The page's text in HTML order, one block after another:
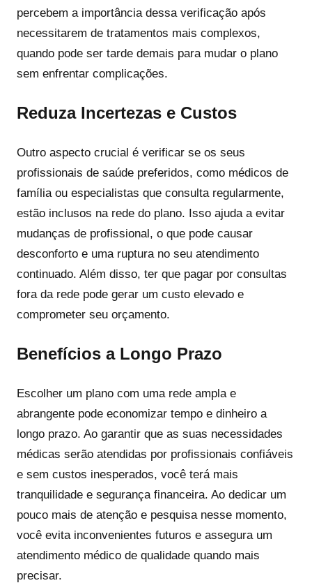
percebem a importância dessa verificação após
necessitarem de tratamentos mais complexos,
quando pode ser tarde demais para mudar o plano
sem enfrentar complicações.
Reduza Incertezas e Custos
Outro aspecto crucial é verificar se os seus
profissionais de saúde preferidos, como médicos de
família ou especialistas que consulta regularmente,
estão inclusos na rede do plano. Isso ajuda a evitar
mudanças de profissional, o que pode causar
desconforto e uma ruptura no seu atendimento
continuado. Além disso, ter que pagar por consultas
fora da rede pode gerar um custo elevado e
comprometer seu orçamento.
Benefícios a Longo Prazo
Escolher um plano com uma rede ampla e
abrangente pode economizar tempo e dinheiro a
longo prazo. Ao garantir que as suas necessidades
médicas serão atendidas por profissionais confiáveis
e sem custos inesperados, você terá mais
tranquilidade e segurança financeira. Ao dedicar um
pouco mais de atenção e pesquisa nesse momento,
você evita inconvenientes futuros e assegura um
atendimento médico de qualidade quando mais
precisar.